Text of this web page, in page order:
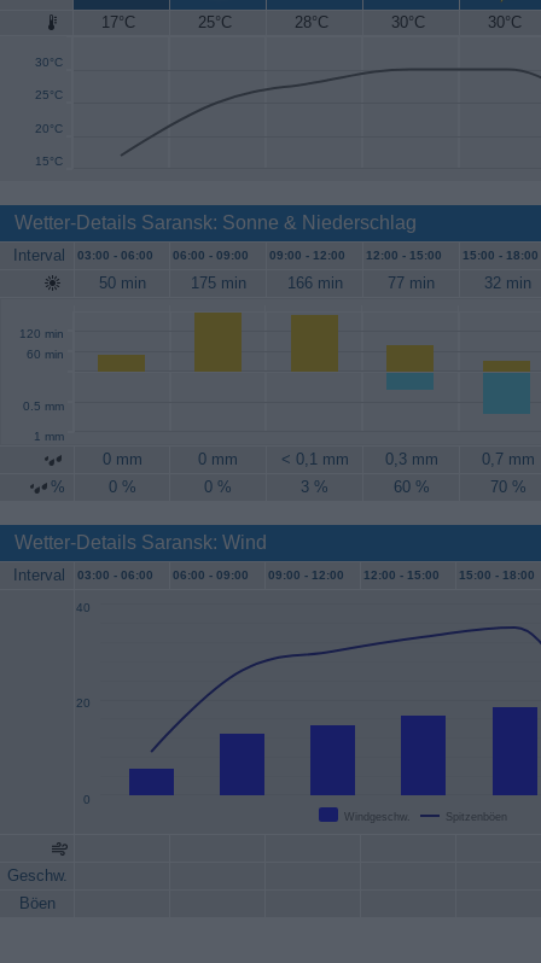
17°C 25°C 28°C 30°C 30°C
15°C
20°C
25°C
30°C
35°C
Wetter-Details Saransk: Sonne & Niederschlag
Interval 03:00 - 06:00 06:00 - 09:00 09:00 - 12:00 12:00 - 15:00 15:00 - 18:00
50 min 175 min 166 min 77 min 32 min
60 min
120 min
0.5 mm
1 mm
0 mm 0 mm < 0,1 mm 0,3 mm
0,7 mm
%
0 % 0 % 3 % 60 % 70 %
Wetter-Details Saransk: Wind
Interval 03:00 - 06:00 06:00 - 09:00 09:00 - 12:00 12:00 - 15:00 15:00 - 18:00
Windgeschw. Spitzenböen
0
20
40
Geschw.
Böen